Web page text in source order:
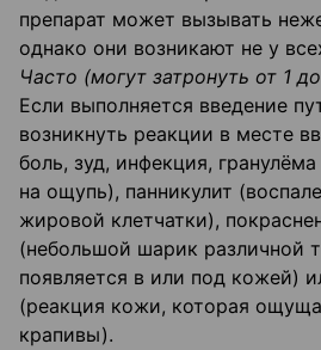
препарат может вызывать
однако они возникают не у
Часто (могут затронуть от 1
Если выполняется введение
возникнуть реакции в месте
боль, зуд, инфекция,
на ощупь), панникулит
жировой клетчатки),
(небольшой шарик различной
появляется в или под кожей)
(реакция кожи, которая
крапивы).